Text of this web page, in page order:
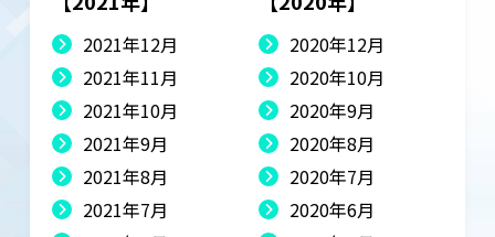
2021年12月
2021年11月
2021年10月
2021年9月
2021年8月
2021年7月
2020年12月
2020年10月
2020年9月
2020年8月
2020年7月
2020年6月